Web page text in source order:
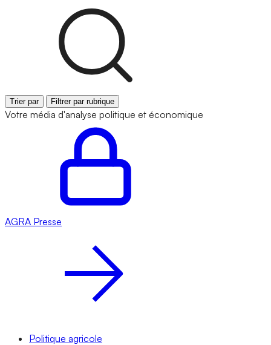
Trier par Filtrer par rubrique
Votre média d'analyse politique et économique
AGRA Presse
Politique agricole